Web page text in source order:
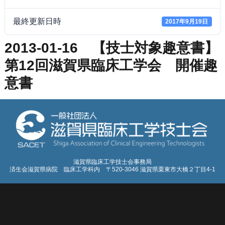
最終更新日時 2017年9月19日
2013-01-16 【技士対象趣意書】
第12回滋賀県臨床工学会 開催趣
意書
滋賀県臨床工学技士会事務局
済生会滋賀県病院 臨床工学科内 〒520-3046 滋賀県栗東市大橋２丁目4-1